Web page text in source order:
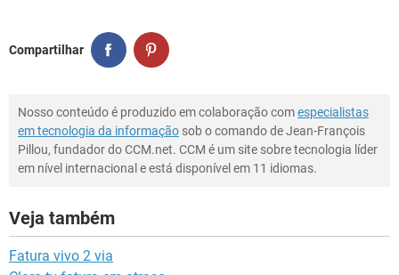
Compartilhar
Nosso conteúdo é produzido em colaboração comespecialistas
em tecnologia da informação sob o comando de Jean-François
Pillou, fundador do CCM.net. CCM é um site sobre tecnologia líder
em nível internacional e está disponível em 11 idiomas.
Veja também
Fatura vivo 2 via